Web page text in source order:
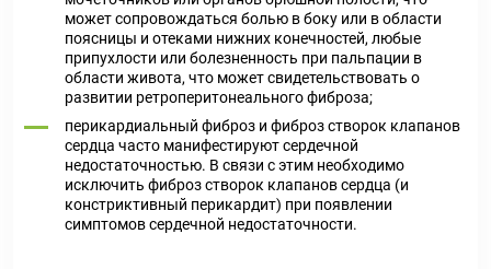
может сопровождаться болью в боку или в области
поясницы и отеками нижних конечностей, любые
припухлости или болезненность при пальпации в
области живота, что может свидетельствовать о
развитии ретроперитонеального фиброза;
перикардиальный фиброз и фиброз створок клапанов
сердца часто манифестируют сердечной
недостаточностью. В связи с этим необходимо
исключить фиброз створок клапанов сердца (и
констриктивный перикардит) при появлении
симптомов сердечной недостаточности.